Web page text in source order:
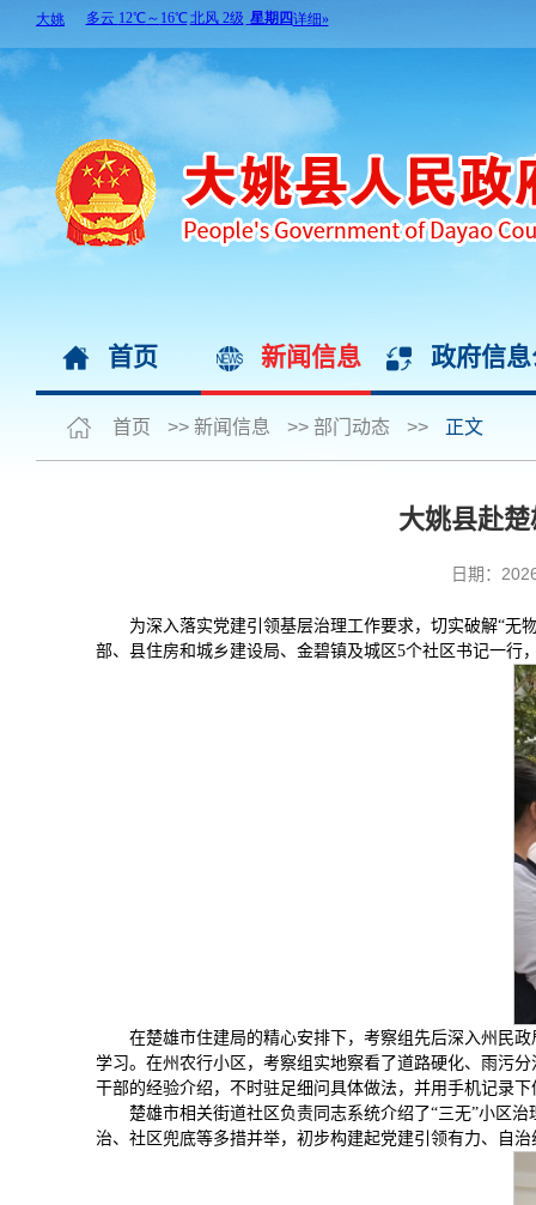
首页 新闻信息 政府信
首页 >> 新闻信息 >> 部门动态 >> 正文
大姚县赴
日期：
为深入落实党建引领基层治理工作要求，切实破解“无
部、县住房和城乡建设局、金碧镇及城区5个社区书记一行
在楚雄市住建局的精心安排下，考察组先后深入州民
学习。在州农行小区，考察组实地察看了道路硬化、雨污
干部的经验介绍，不时驻足细问具体做法，并用手机记录
楚雄市相关街道社区负责同志系统介绍了“三无”小区
治、社区兜底等多措并举，初步构建起党建引领有力、自